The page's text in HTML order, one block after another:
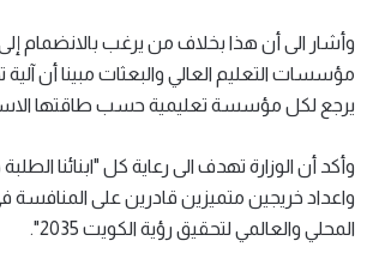
وأشار الى أن هذا بخلاف من يرغب بالانضمام
مؤسسات التعليم العالي والبعثات مبينا أن آلية
يرجع لكل مؤسسة تعليمية حسب طاقتها
وأكد أن الوزارة تهدف الى رعاية كل "ابنائنا الطلبة
واعداد خريجين متميزين قادرين على
المحلي والعالمي لتحقيق رؤية الكويت 2035".